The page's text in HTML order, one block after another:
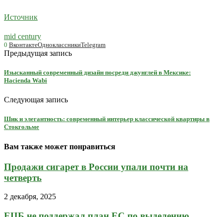
Источник
mid century
0 ВконтактеОдноклассникиTelegram
Предыдущая запись
Изысканный современный дизайн посреди джунглей в Мексике:
Hacienda Wabi
Следующая запись
Шик и элегантность: современный интерьер классической квартиры в
Стокгольме
Вам также может понравиться
Продажи сигарет в России упали почти на
четверть
2 декабря, 2025